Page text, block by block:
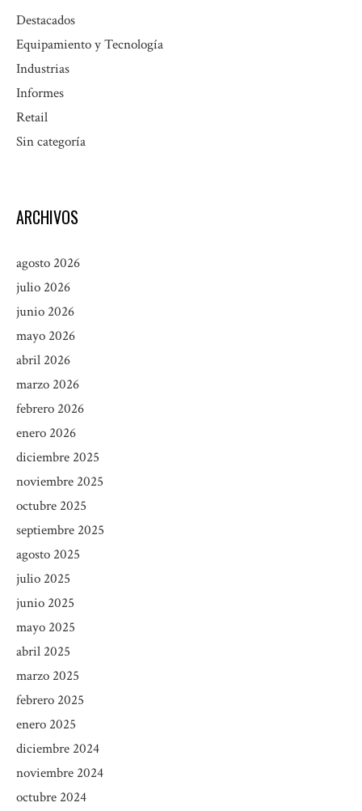
Destacados
Equipamiento y Tecnología
Industrias
Informes
Retail
Sin categoría
ARCHIVOS
agosto 2026
julio 2026
junio 2026
mayo 2026
abril 2026
marzo 2026
febrero 2026
enero 2026
diciembre 2025
noviembre 2025
octubre 2025
septiembre 2025
agosto 2025
julio 2025
junio 2025
mayo 2025
abril 2025
marzo 2025
febrero 2025
enero 2025
diciembre 2024
noviembre 2024
octubre 2024